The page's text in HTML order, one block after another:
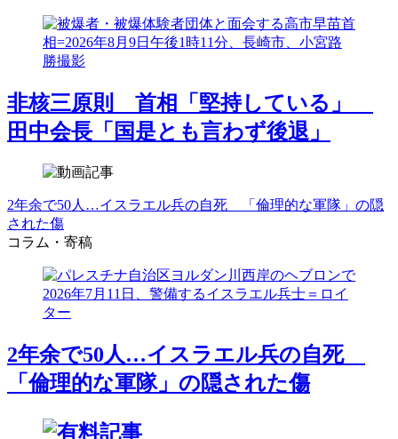
非核三原則 首相「堅持している」
田中会長「国是とも言わず後退」
2年余で50人…イスラエル兵の自死 「倫理的な軍隊」の隠
された傷
コラム・寄稿
2年余で50人…イスラエル兵の自死
「倫理的な軍隊」の隠された傷